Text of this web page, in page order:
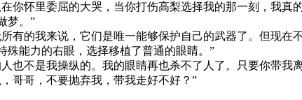
怀里委屈的大哭，当你打伤高梨选择我的那一刻，我真
梦。”
的我来说，它们是唯一能够保护自己的武器了。但现在
殊能力的右眼，选择移植了普通的眼睛。”
不是我操纵的。我的眼睛再也杀不了人了。只要你带我
哥哥，不要抛弃我，带我走好不好？”